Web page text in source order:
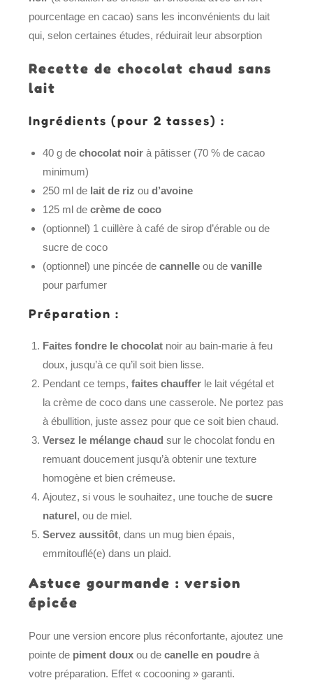
pourcentage en cacao) sans les inconvénients du lait
qui, selon certaines études, réduirait leur absorption
Recette de chocolat chaud sans
lait
Ingrédients (pour 2 tasses) :
40 g dechocolat noir à pâtisser (70 % de cacao
minimum)
250 ml de lait de riz oud’avoine
125 ml decrème de coco
(optionnel) 1 cuillère à café de sirop d’érable ou de
sucre de coco
(optionnel) une pincée decannelle ou devanille
pour parfumer
Préparation :
Faites fondre le chocolat noir au bain-marie à feu
doux, jusqu’à ce qu’il soit bien lisse.
Pendant ce temps,faites chauffer le lait végétal et
la crème de coco dans une casserole. Ne portez pas
à ébullition, juste assez pour que ce soit bien chaud.
Versez le mélange chaud sur le chocolat fondu en
remuant doucement jusqu’à obtenir une texture
homogène et bien crémeuse.
Ajoutez, si vous le souhaitez, une touche desucre
naturel, ou de miel.
Servez aussitôt, dans un mug bien épais,
emmitouflé(e) dans un plaid.
Astuce gourmande : version
épicée
Pour une version encore plus réconfortante, ajoutez une
pointe de piment doux ou decanelle en poudre à
votre préparation. Effet « cocooning » garanti.